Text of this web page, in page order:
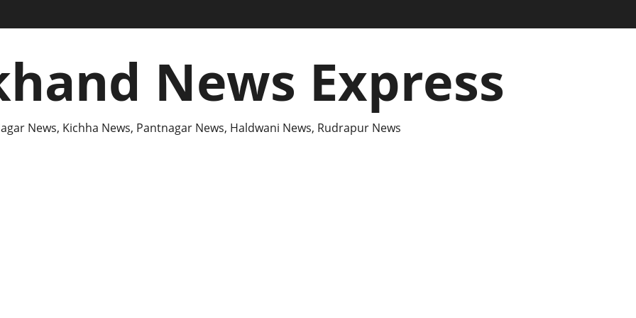
News Express
News, Kichha News, Pantnagar News, Haldwani News, Rudrapur News